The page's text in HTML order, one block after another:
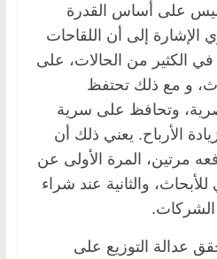
على أساس القدرة
الإشارة إلى أن اللقاحات
في الكثير من الحالات، على
و مع ذلك تحتفظ
وتحافظ على سرية
الأرباح. يعني ذلك أن
مرتين، المرة الأولى عن
والثانية عند شراء
عدالة التوزيع على